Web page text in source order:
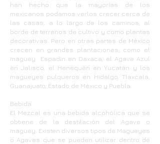
han hecho que la mayorías de los
mexicanos podamos verlos crecer cerca de
las casas, a lo largo de los caminos, al
borde de terrenos de cultivo y como plantas
decorativas. Pero en otras partes de México
crecen en grandes plantaciones, como el
maguey Espadín en Oaxaca, el Agave Azul
en Jalisco, el Henequén en Yucatán y los
magueyes pulqueros en Hidalgo, Tlaxcala,
Guanajuato, Estado de México y Puebla.
Bebida
El Mezcal es una bebida alcohólica que se
obtiene de la destilación del Agave o
maguey. Existen diversos tipos de Magueyes
o Agaves que se pueden utilizar dentro de